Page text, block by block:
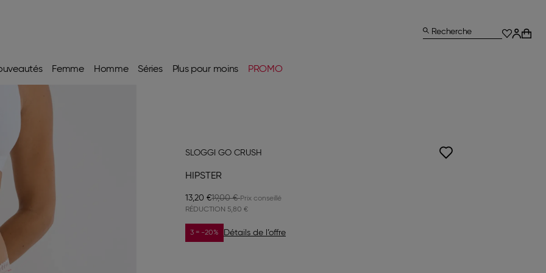
Femme Homme Séries Plus pour moins PROMO
Recherche
SLOGGI GO CRUSH
HIPSTER
13,20 €19,00 €
RÉDUCTION 5,80 €
3 = -20% Détails de l’offre